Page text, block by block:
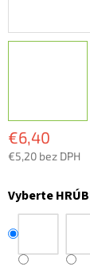
€6,40
€5,20 bez DPH
cena:
Vyberte